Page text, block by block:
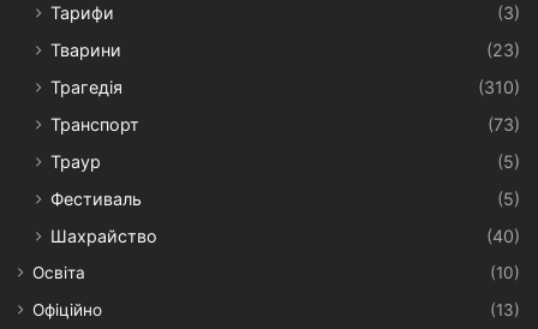
Тарифи
(3)
Тварини
(23)
Трагедія
(310)
Транспорт
(73)
Траур
(5)
Фестиваль
(5)
Шахрайство
(40)
Освіта
(10)
Офіційно
(13)